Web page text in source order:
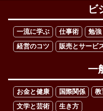
ビ
一流に学ぶ 仕事術 勉強
経営のコツ
販売とサービ
一
お金と健康 国際関係 教
文学と芸術
生き方